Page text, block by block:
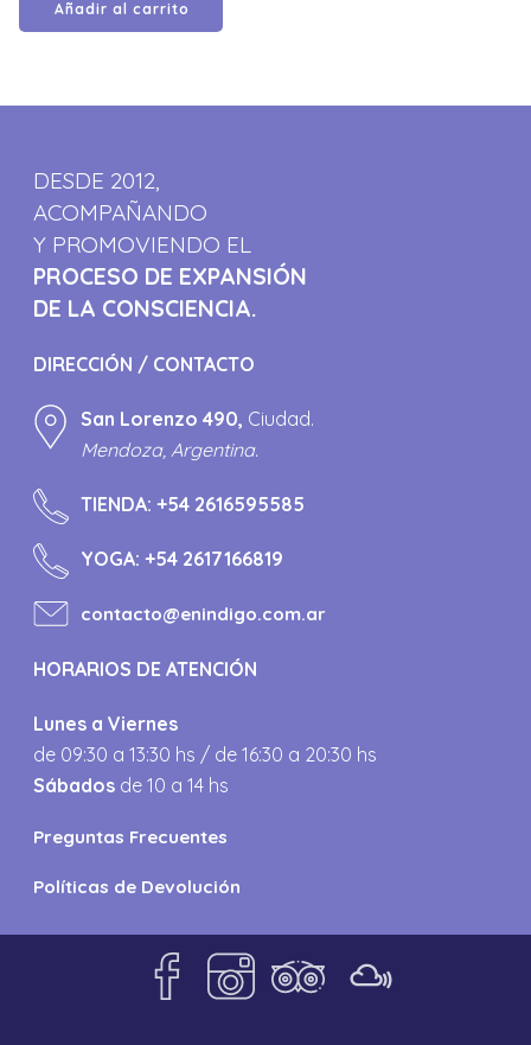
Añadir al carrito
DESDE 2012,
ACOMPAÑANDO
Y PROMOVIENDO EL
PROCESO DE EXPANSIÓN
DE LA CONSCIENCIA.
DIRECCIÓN / CONTACTO
San Lorenzo 490, Ciudad.
Mendoza, Argentina.
TIENDA:+54 2616595585
YOGA:+54 2617166819
contacto@enindigo.com.ar
HORARIOS DE ATENCIÓN
Lunes a Viernes
de 09:30 a 13:30 hs / de 16:30 a 20:30 hs
Sábados de 10 a 14 hs
Preguntas Frecuentes
Políticas de Devolución